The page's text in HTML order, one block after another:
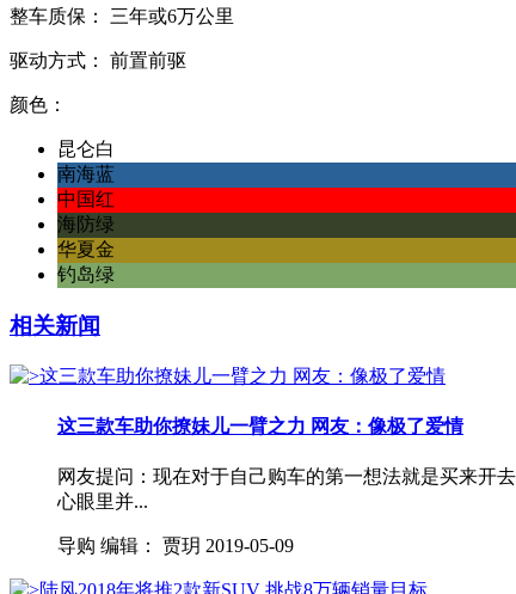
整车质保： 三年或6万公里
驱动方式： 前置前驱
颜色：
昆仑白
南海蓝
中国红
海防绿
华夏金
钓岛绿
相关新闻
这三款车助你撩妹儿一臂之力 网友：像极了爱情
网友提问：现在对于自己购车的第一想法就是买来开
心眼里并...
导购 编辑： 贾玥 2019-05-09